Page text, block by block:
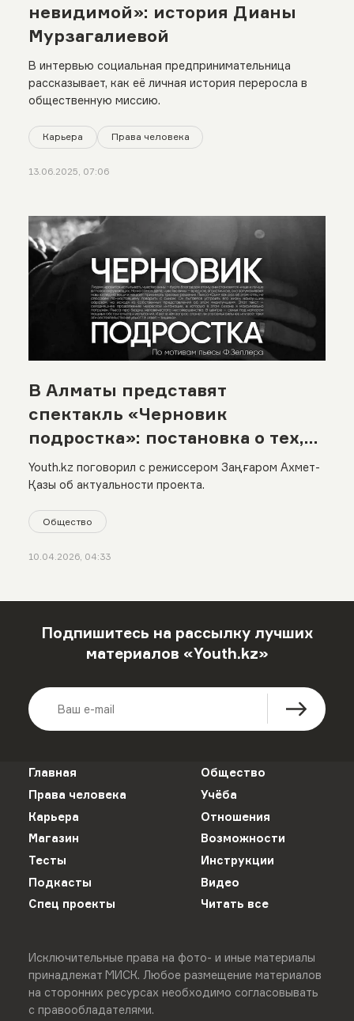
невидимой»: история Дианы
Мурзагалиевой
В интервью социальная предпринимательница
рассказывает, как её личная история переросла в
общественную миссию.
Карьера Права человека
13.06.2025, 07:06
В Алматы представят
спектакль «Черновик
подростка»: постановка о тех,
кого часто не слышат
Youth.kz поговорил с режиссером Заңғаром Ахмет-
Қазы об актуальности проекта.
Общество
10.04.2026, 04:33
Подпишитесь на рассылку лучших
материалов «Youth.kz»
Главная
Общество
Права человека
Учёба
Карьера
Отношения
Магазин
Возможности
Тесты
Инструкции
Подкасты
Видео
Спец проекты
Читать все
Исключительные права на фото- и иные материалы
принадлежат МИСК. Любое размещение материалов
на сторонних ресурсах необходимо согласовывать
с правообладателями.